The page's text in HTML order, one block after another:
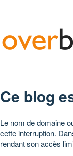
Ce blog
Le nom de domaine
cette interruption.
rendant son accès